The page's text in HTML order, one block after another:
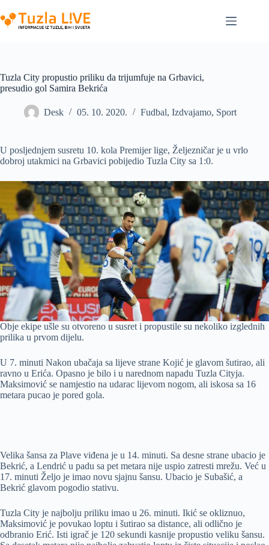
to
content
Tuzla City propustio priliku da trijumfuje na Grbavici,
presudio gol Samira Bekrića
Desk 05. 10. 2020. Fudbal, Izdvajamo, Sport
U posljednjem susretu 10. kola Premijer lige, Željezničar je u vrlo
dobroj utakmici na Grbavici pobijedio Tuzla City sa 1:0.
Obje ekipe ušle su otvoreno u susret i propustile su nekoliko izglednih
prilika u prvom dijelu.
U 7. minuti Nakon ubačaja sa lijeve strane Kojić je glavom šutirao, ali
ravno u Erića. Opasno je bilo i u narednom napadu Tuzla Cityja.
Maksimović se namjestio na udarac lijevom nogom, ali iskosa sa 16
metara pucao je pored gola.
Velika šansa za Plave viđena je u 14. minuti. Sa desne strane ubacio je
Bekrić, a Lendrić u padu sa pet metara nije uspio zatresti mrežu. Već u
17. minuti Željo je imao novu sjajnu šansu. Ubacio je Subašić, a
Bekrić glavom pogodio stativu.
Tuzla City je najbolju priliku imao u 26. minuti. Ikić se okliznuo,
Maksimović je povukao loptu i šutirao sa distance, ali odlično je
odbranio Erić. Isti igrač je 120 sekundi kasnije propustio veliku šansu.